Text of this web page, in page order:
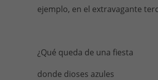
ejemplo, en el extravagante
¿Qué queda de una fiesta
donde dioses azules